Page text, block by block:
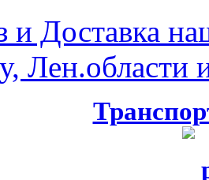
и Доставка
Лен.области